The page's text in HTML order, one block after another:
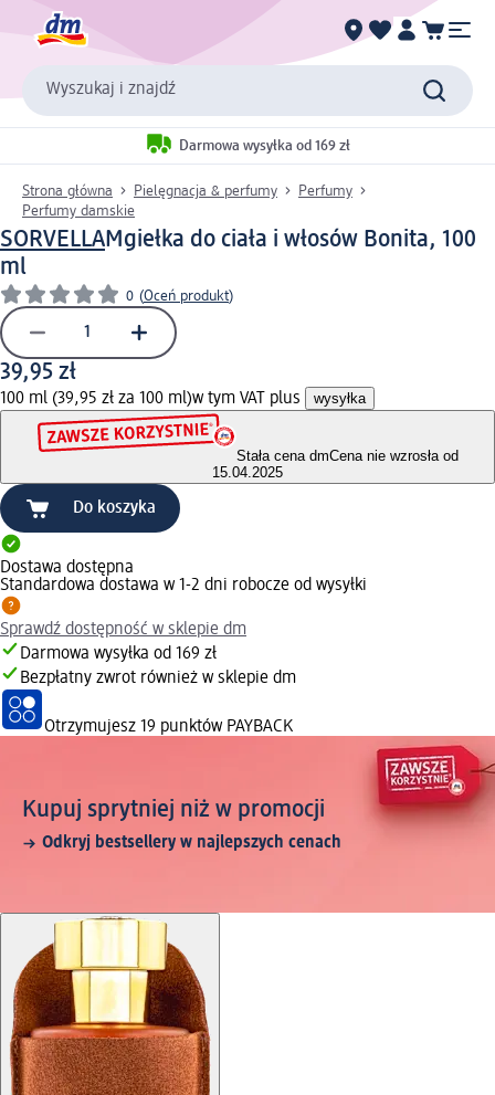
Wyszukaj i znajdź
Darmowa wysyłka od 169 zł
Strona główna Pielęgnacja & perfumy
Perfumy
Perfumy damskie
SORVELLAMgiełka do ciała i włosów Bonita, 100
ml
0 (Oceń produkt)
39,95 zł
100 ml (39,95 zł za 100 ml)w tym VAT plus wysyłka
Stała cena dmCena nie wzrosła od
15.04.2025
Do koszyka
Dostawa dostępna
Standardowa dostawa w 1-2 dni robocze od wysyłki
Sprawdź dostępność w sklepie dm
Darmowa wysyłka od 169 zł
Bezpłatny zwrot również w sklepie dm
Otrzymujesz 19 punktów PAYBACK
Kupuj sprytniej niż w promocji
Odkryj bestsellery w najlepszych cenach